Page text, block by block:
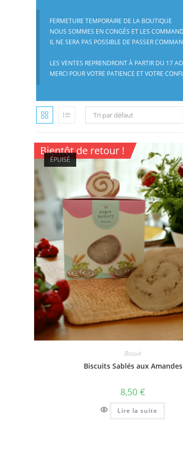
FERMETURE TEMPORAIRE DE LA BOUTIQUE
NOUS SOMMES EN CONGÉS ET LES
IL NE SERA PAS POSSIBLE DE PASSER
LES VENTES REPRENDRONT À PARTIR DU 17
MERCI POUR VOTRE PATIENCE ET VOTRE
Tri par défaut
Bientôt de retour !
ÉPUISÉ
Biscuit
Biscuits Sablés aux Amandes
8,50€
Lire la suite